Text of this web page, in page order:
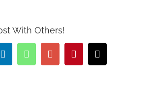
With Others!
LinkedInWhatsapp
Google+Pinterest